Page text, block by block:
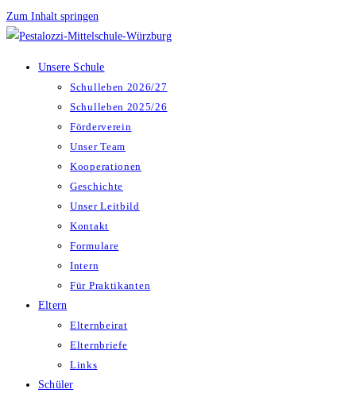
Zum Inhalt springen
Unsere Schule
Schulleben 2026/27
Schulleben 2025/26
Förderverein
Unser Team
Kooperationen
Geschichte
Unser Leitbild
Kontakt
Formulare
Intern
Für Praktikanten
Eltern
Elternbeirat
Elternbriefe
Links
Schüler